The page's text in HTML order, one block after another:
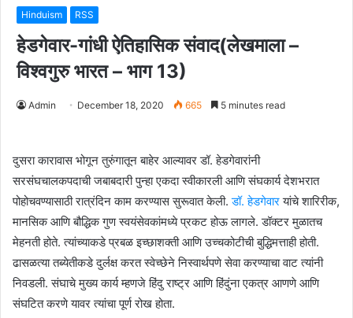
Hinduism RSS
हेडगेवार-गांधी ऐतिहासिक संवाद(लेखमाला –
विश्वगुरु भारत – भाग 13)
Admin December 18, 2020 665 5 minutes read
दुसरा कारावास भोगून तुरुंगातून बाहेर आल्यावर डॉ. हेडगेवारांनी
सरसंघचालकपदाची जबाबदारी पुन्हा एकदा स्वीकारली आणि संघकार्य देशभरात
पोहोचवण्यासाठी रात्रंदिन काम करण्यास सुरूवात केली.डॉ. हेडगेवारयांचे शारिरीक,
मानसिक आणि बौद्धिक गुण स्वयंसेवकांमध्ये प्रकट होऊ लागले. डॉक्टर मुळातच
मेहनती होते. त्यांच्याकडे प्रबळ इच्छाशक्ती आणि उच्चकोटीची बुद्धिमत्ताही होती.
ढासळत्या तब्येतीकडे दुर्लक्ष करत स्वेच्छेने निस्वार्थपणे सेवा करण्याचा वाट त्यांनी
निवडली. संघाचे मुख्य कार्य म्हणजे हिंदु राष्ट्र आणि हिंदुंना एकत्र आणणे आणि
संघटित करणे यावर त्यांचा पूर्ण रोख होता.